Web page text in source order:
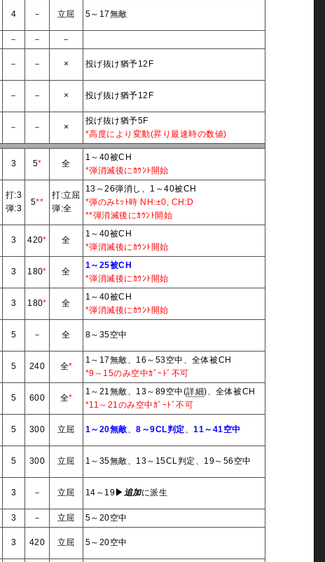
4 － 立屈 5～17無敵
－ － －
－ － × 投げ抜け猶予12F
－ － × 投げ抜け猶予12F
－ － ×
投げ抜け猶予5F
*高度により変動(昇り最速時の数値)
3 5* 全
1～40被CH
*弾消滅後にｶｳﾝﾄ開始
打:3
弾:3
5**
打:立屈
弾:全
13～26弾消し、1～40被CH
*弾のみﾋｯﾄ時 NH:±0, CH:D
**弾消滅後にｶｳﾝﾄ開始
3 420* 全
1～40被CH
*弾消滅後にｶｳﾝﾄ開始
3 180* 全
1～25被CH
*弾消滅後にｶｳﾝﾄ開始
3 180* 全
1～40被CH
*弾消滅後にｶｳﾝﾄ開始
5 － 全 8～35空中
5 240 全*
1～17無敵、16～53空中、全体被CH
*9～15のみ空中ｶﾞｰﾄﾞ不可
5 600 全*
1～21無敵、13～89空中(詳細)、全体被CH
*11～21のみ空中ｶﾞｰﾄﾞ不可
5 300 立屈 1～20無敵、8～9CL判定、11～41空中
5 300 立屈 1～35無敵、13～15CL判定、19～56空中
3 － 立屈 14～19 ▶追加に派生
3 － 立屈 5～20空中
3 420 立屈 5～20空中